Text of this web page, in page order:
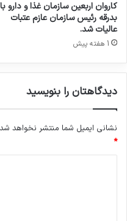
کاروان اربعین سازمان غذا و دارو با
بدرقه رئیس سازمان عازم عتبات
عالیات شد.
1 هفته پیش
دیدگاهتان را بنویسید
نشانی ایمیل شما منتشر نخواهد
*